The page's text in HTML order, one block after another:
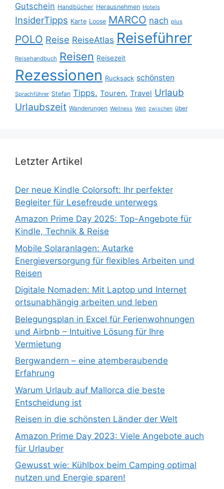
Gutschein Handbücher Herausnehmen Hotels
InsiderTipps Karte Loose MARCO nach plus
POLO Reise ReiseAtlas Reiseführer
Reisehandbuch Reisen Reisezeit
Rezessionen Rucksack schönsten
Sprachführer Stefan Tipps. Touren. Travel Urlaub
Urlaubszeit Wanderungen Wellness Welt zwischen über
Letzter Artikel
Der neue Kindle Colorsoft: Ihr perfekter
Begleiter für Lesefreude unterwegs
Amazon Prime Day 2025: Top-Angebote für
Kindle, Technik & Reise
Mobile Solaranlagen: Autarke
Energieversorgung für flexibles Arbeiten und
Reisen
Digitale Nomaden: Mit Laptop und Internet
ortsunabhängig arbeiten und leben
Belegungsplan in Excel für Ferienwohnungen
und Airbnb – Intuitive Lösung für Ihre
Vermietung
Bergwandern – eine atemberaubende
Erfahrung
Warum Urlaub auf Mallorca die beste
Entscheidung ist
Reisen in die schönsten Länder der Welt
Amazon Prime Day 2023: Viele Angebote auch
für Urlauber
Gewusst wie: Kühlbox beim Camping optimal
nutzen und Energie sparen!